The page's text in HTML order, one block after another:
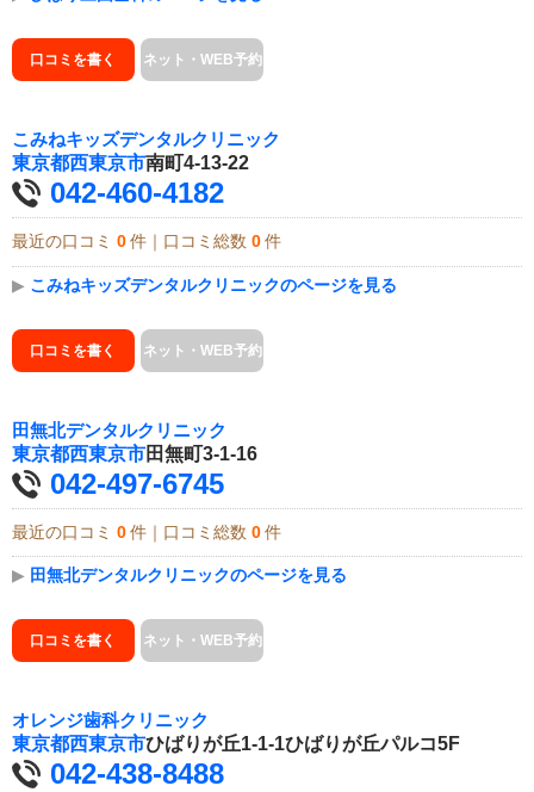
口コミを書く ネット・WEB予約
こみねキッズデンタルクリニック
東京都西東京市南町4-13-22
042-460-4182
最近の口コミ 0 件｜口コミ総数 0 件
▶ こみねキッズデンタルクリニックのページを見る
口コミを書く ネット・WEB予約
田無北デンタルクリニック
東京都西東京市田無町3-1-16
042-497-6745
最近の口コミ 0 件｜口コミ総数 0 件
▶ 田無北デンタルクリニックのページを見る
口コミを書く ネット・WEB予約
オレンジ歯科クリニック
東京都西東京市ひばりが丘1-1-1ひばりが丘パルコ5F
042-438-8488